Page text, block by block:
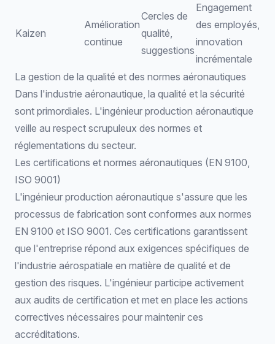
Kaizen
Amélioration
continue
Cercles de
qualité,
suggestions
Engagement
des employés,
innovation
incrémentale
La gestion de la qualité et des normes aéronautiques
Dans l'industrie aéronautique , la qualité et la sécurité
sont primordiales. L'ingénieur production aéronautique
veille au respect scrupuleux des normes et
réglementations du secteur.
Les certifications et normes aéronautiques (EN 9100,
ISO 9001)
L'ingénieur production aéronautique s'assure que les
processus de fabrication sont conformes aux normes
EN 9100 et ISO 9001. Ces certifications garantissent
que l'entreprise répond aux exigences spécifiques de
l'industrie aérospatiale en matière de qualité et de
gestion des risques. L'ingénieur participe activement
aux audits de certification et met en place les actions
correctives nécessaires pour maintenir ces
accréditations.